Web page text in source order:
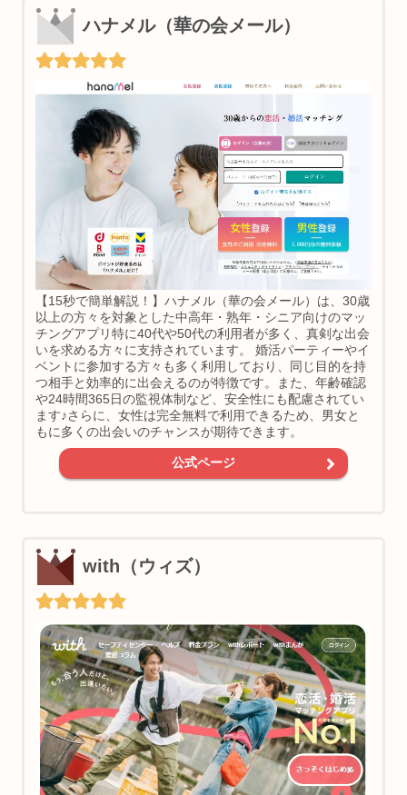
ハナメル（華の会メール）
【15秒で簡単解説！】ハナメル（華の会メール）は、30歳
以上の方々を対象とした中高年・熟年・シニア向けのマッ
チングアプリ特に40代や50代の利用者が多く、真剣な出会
いを求める方々に支持されています。 婚活パーティーやイ
ベントに参加する方々も多く利用しており、同じ目的を持
つ相手と効率的に出会えるのが特徴です。また、年齢確認
や24時間365日の監視体制など、安全性にも配慮されてい
ます♪さらに、女性は完全無料で利用できるため、男女と
もに多くの出会いのチャンスが期待できます。
公式ページ
with（ウィズ）